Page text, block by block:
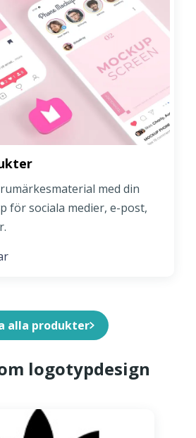
med din
för sociala medier, e-post,
alla produkter
logotypdesign